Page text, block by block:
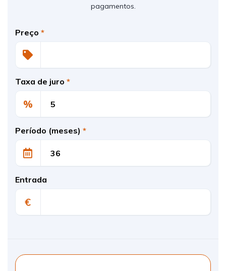
pagamentos.
Preço *
Taxa de juro *
%
Período (meses) *
Entrada
€